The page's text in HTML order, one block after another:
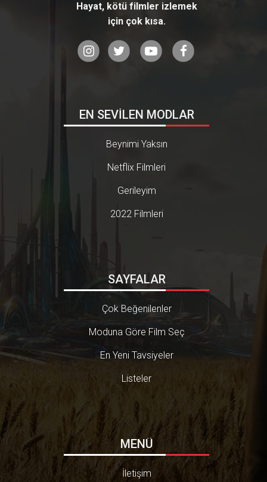
Hayat, kötü filmler izlemek
için çok kısa.
EN SEVİLEN MODLAR
Beynimi Yaksın
Netflix Filmleri
Gerileyim
2022 Filmleri
SAYFALAR
Çok Beğenilenler
Moduna Göre Film Seç
En Yeni Tavsiyeler
Listeler
MENÜ
İletişim